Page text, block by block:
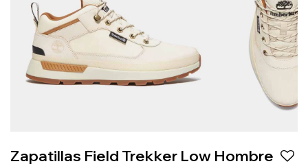
Zapatillas Field Trekker Low Hombre